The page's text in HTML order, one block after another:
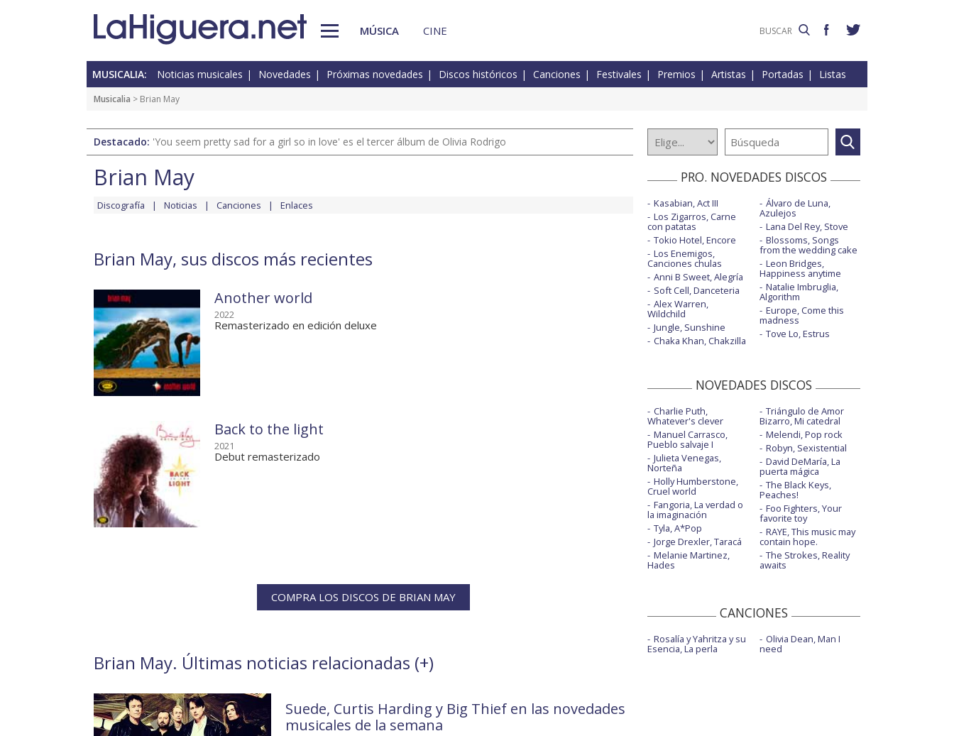
MÚSICA CINE
MUSICALIA: Noticias musicales Novedades Próximas novedades Discos históricos Canciones Festivales Premios Artistas Portadas Listas
Musicalia > Brian May
Destacado: 'You seem pretty sad for a girl so in love' es el tercer álbum de Olivia Rodrigo
Brian May
Discografía Noticias Canciones Enlaces
Brian May, sus discos más recientes
Another world
2022
Remasterizado en edición deluxe
Back to the light
2021
Debut remasterizado
COMPRA LOS DISCOS DE BRIAN MAY
Brian May. Últimas noticias relacionadas (+)
Suede, Curtis Harding y Big Thief en las novedades
musicales de la semana
PRO. NOVEDADES DISCOS
Kasabian, Act III
Los Zigarros, Carne
con patatas
Tokio Hotel, Encore
Los Enemigos,
Canciones chulas
Anni B Sweet, Alegría
Soft Cell, Danceteria
Alex Warren,
Wildchild
Jungle, Sunshine
Chaka Khan, Chakzilla
Álvaro de Luna,
Azulejos
Lana Del Rey, Stove
Blossoms, Songs
from the wedding cake
Leon Bridges,
Happiness anytime
Natalie Imbruglia,
Algorithm
Europe, Come this
madness
Tove Lo, Estrus
NOVEDADES DISCOS
Charlie Puth,
Whatever's clever
Manuel Carrasco,
Pueblo salvaje I
Julieta Venegas,
Norteña
Holly Humberstone,
Cruel world
Fangoria, La verdad o
la imaginación
Tyla, A*Pop
Jorge Drexler, Taracá
Melanie Martinez,
Hades
Triángulo de Amor
Bizarro, Mi catedral
Melendi, Pop rock
Robyn, Sexistential
David DeMaría, La
puerta mágica
The Black Keys,
Peaches!
Foo Fighters, Your
favorite toy
RAYE, This music may
contain hope.
The Strokes, Reality
awaits
CANCIONES
Rosalía y Yahritza y su
Esencia, La perla
Olivia Dean, Man I
need